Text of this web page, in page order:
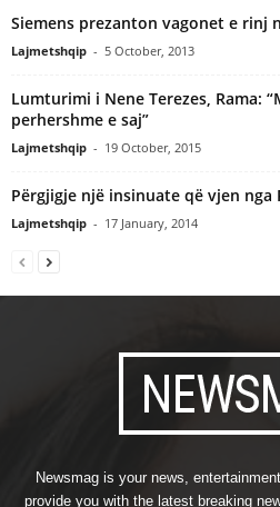
Siemens prezanton vagonet e rinj
Lajmetshqip - 5 October, 2013
Lumturimi i Nene Terezes, Rama:
perhershme e saj”
Lajmetshqip - 19 October, 2015
Përgjigje një insinuate që vjen nga
Lajmetshqip - 17 January, 2014
Newsmag is your news,
provide you with the latest breaking